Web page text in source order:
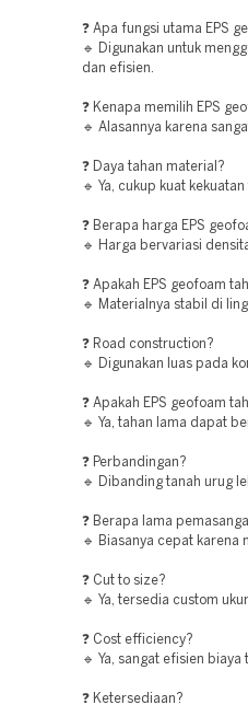
❓ Apa fungsi utama EPS
🔹 Digunakan untuk
dan efisien.
❓ Kenapa memilih EPS
🔹 Alasannya karena
❓ Daya tahan material?
🔹 Ya, cukup kuat kekuatan
❓ Berapa harga EPS
🔹 Harga bervariasi
❓ Apakah EPS geofoam
🔹 Materialnya stabil di
❓ Road construction?
🔹 Digunakan luas pada
❓ Apakah EPS geofoam
🔹 Ya, tahan lama dapat
❓ Perbandingan?
🔹 Dibanding tanah urug
❓ Berapa lama
🔹 Biasanya cepat karena
❓ Cut to size?
🔹 Ya, tersedia custom
❓ Cost efficiency?
🔹 Ya, sangat efisien
❓ Ketersediaan?